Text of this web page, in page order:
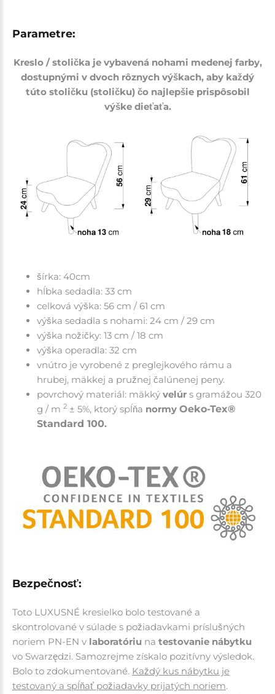
Parametre:
Kreslo / stolička je vybavená nohami medenej farby,
dostupnými v dvoch rôznych výškach, aby každý
túto stoličku (stoličku) čo najlepšie prispôsobil
výške dieťaťa.
šírka: 40cm
hĺbka sedadla: 33 cm
celková výška: 56 cm / 61 cm
výška sedadla s nohami: 24 cm / 29 cm
výška nožičky: 13 cm / 18 cm
výška operadla: 32 cm
vnútro je vyrobené z preglejkového rámu a
hrubej, mäkkej a pružnej čalúnenej peny.
povrchový materiál: mäkký velúr s gramážou 320
g / m 2 ± 5%, ktorý spĺňa normy Oeko-Tex®
Standard 100.
Bezpečnosť:
Toto LUXUSNÉ kresielko bolo testované a
skontrolované v súlade s požiadavkami príslušných
noriem PN-EN v laboratóriu na testovanie nábytku
vo Swarzędzi. Samozrejme získalo pozitívny výsledok.
Bolo to zdokumentované. Každý kus nábytku je
testovaný a spĺňať požiadavky prijatých noriem.